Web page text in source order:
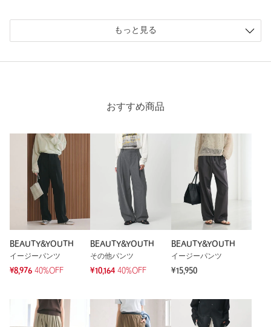
投稿日： 2026年4月26日
購入サイズ：M
｜
購入カラー：LT.GRAY
るけど家で洗える素材が嬉しい。ウエストのゴムが細いのでも
う少し太かったらよかったです。
性別：女性
年代：20代後半
身長： 164cm
普段の着用サイズ：
30人が参考になったと回答
参考になった
能を保証するものではありません。
もっと見る
おすすめ商品
BEAUTY&YOUTH
イージーパンツ
¥8,976 40%OFF
BEAUTY&YOUTH
その他パンツ
¥10,164 40%OFF
BEAUTY&YOUTH
イージーパンツ
¥15,950